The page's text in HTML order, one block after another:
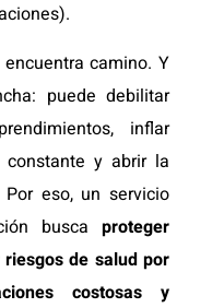
camino. Y
puede debilitar
inflar
constante y abrir la
eso, un servicio
busca proteger
de salud por
costosas y